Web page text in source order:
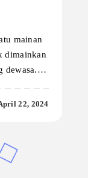
mainan
dimainkan
dewasa.…
22, 2024